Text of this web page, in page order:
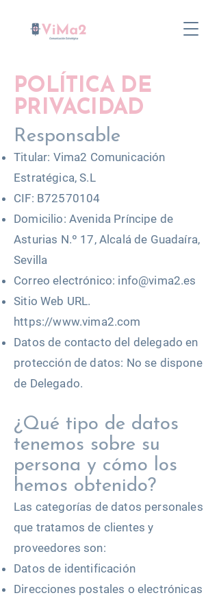
POLÍTICA DE
PRIVACIDAD
Responsable
Titular: Vima2 Comunicación
Estratégica, S.L
CIF: B72570104
Domicilio: Avenida Príncipe de
Asturias N.º 17, Alcalá de Guadaíra,
Sevilla
Correo electrónico: info@vima2.es
Sitio Web URL.
https://www.vima2.com
Datos de contacto del delegado en
protección de datos: No se dispone
de Delegado.
¿Qué tipo de datos
tenemos sobre su
persona y cómo los
hemos obtenido?
Las categorías de datos personales
que tratamos de clientes y
proveedores son:
Datos de identificación
Direcciones postales o electrónicas